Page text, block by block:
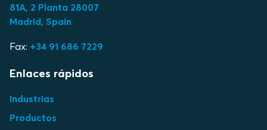
81A, 2 Planta 28007
Madrid, Spain
Fax: +34 91 686 7229
Enlaces rápidos
Industrias
Productos